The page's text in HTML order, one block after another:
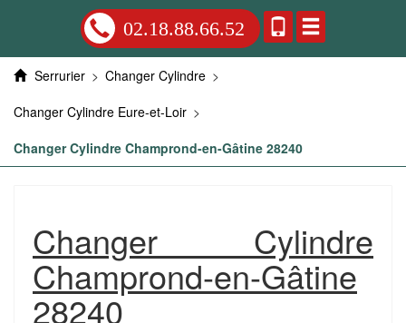
02.18.88.66.52
Serrurier > Changer Cylindre >
Changer Cylindre Eure-et-Loir >
Changer Cylindre Champrond-en-Gâtine 28240
Changer Cylindre
Champrond-en-Gâtine
28240